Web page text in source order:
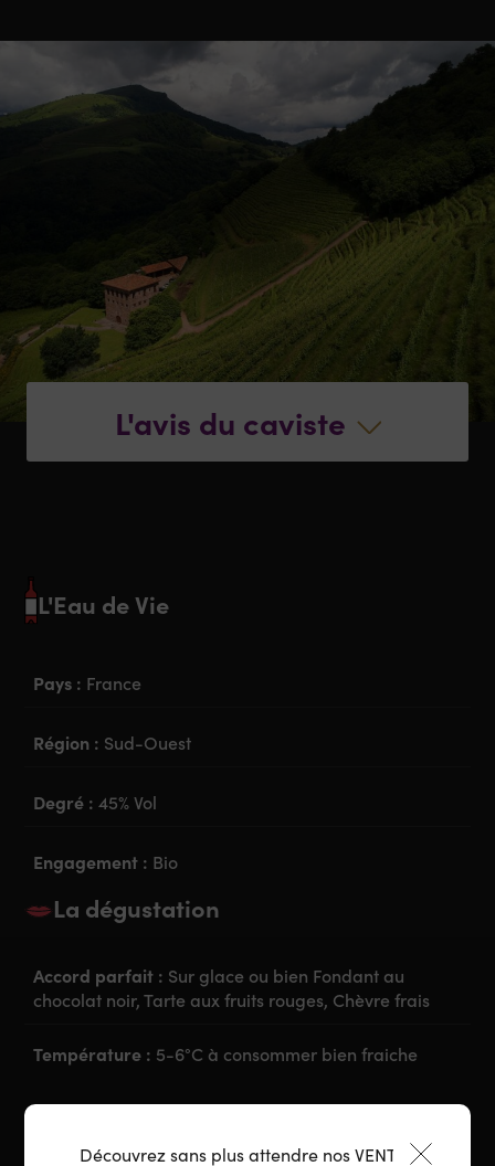
L'avis du caviste
L'Eau de Vie
Pays : France
Région : Sud-Ouest
Degré :45% Vol
Engagement : Bio
La dégustation
Accord parfait : Sur glace ou bien Fondant au
chocolat noir, Tarte aux fruits rouges, Chèvre frais
Température : 5-6°C à consommer bien fraiche
Découvrez sans plus attendre nos VENTES